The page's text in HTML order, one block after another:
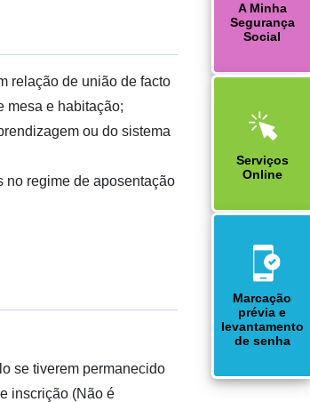
A Minha
Segurança
Social
Serviços
Online
Marcação
prévia e
levantamento
de senha
relação de união de facto
mesa e habitação;
ou do sistema
no regime de aposentação
se tiverem permanecido
inscrição (Não é